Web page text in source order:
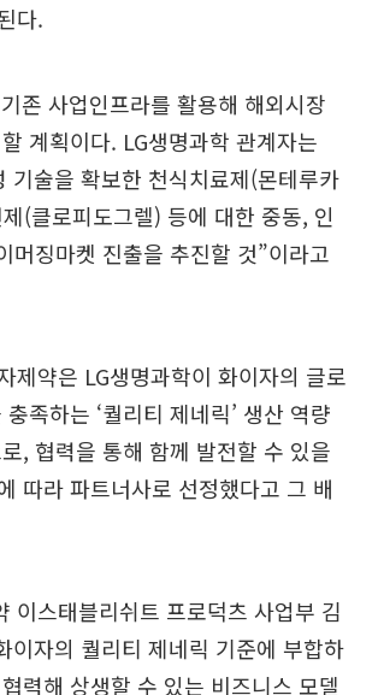
다.
존 사업인프라를 활용해 해외시장
계획이다. LG생명과학 관계자는
기술을 확보한 천식치료제(몬테루카
(클로피도그렐) 등에 대한 중동, 인
머징마켓 진출을 추진할 것”이라고
제약은 LG생명과학이 화이자의 글로
족하는 ‘퀄리티 제네릭’ 생산 역량
, 협력을 통해 함께 발전할 수 있을
따라 파트너사로 선정했다고 그 배
이스태블리쉬트 프로덕츠 사업부 김
이자의 퀄리티 제네릭 기준에 부합하
력해 상생할 수 있는 비즈니스 모델